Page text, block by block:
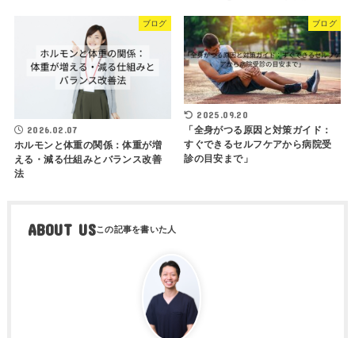
ブログ
2026.02.07
ホルモンと体重の関係：体重が増
える・減る仕組みとバランス改善
法
ブログ
2025.09.20
「全身がつる原因と対策ガイド：
すぐできるセルフケアから病院受
診の目安まで」
ABOUT US